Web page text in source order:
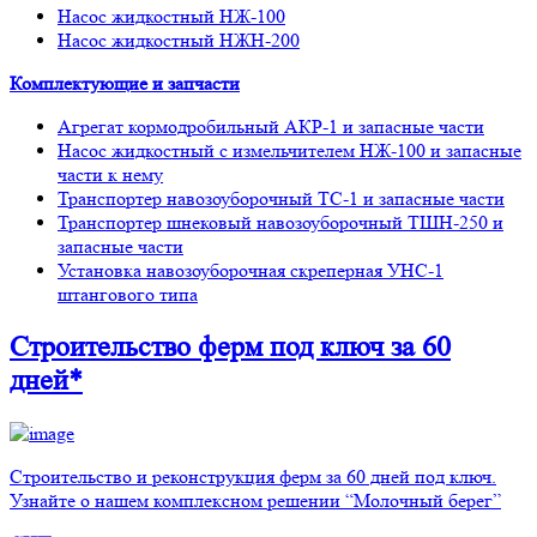
Насос жидкостный НЖ-100
Насос жидкостный НЖН-200
Комплектующие и запчасти
Агрегат кормодробильный АКР-1 и запасные части
Насос жидкостный с измельчителем НЖ-100 и запасные
части к нему
Транспортер навозоуборочный ТС-1 и запасные части
Транспортер шнековый навозоуборочный ТШН-250 и
запасные части
Установка навозоуборочная скреперная УНС-1
штангового типа
Строительство фермпод ключ за 60
дней*
Строительство и реконструкция ферм за 60 дней под ключ.
Узнайте о нашем комплексном решении “Молочный берег”